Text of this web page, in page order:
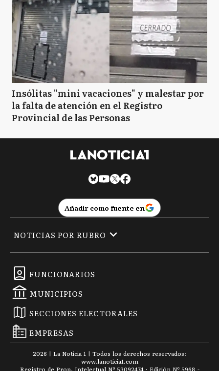
Insólitas "mini vacaciones" y malestar por
la falta de atención en el Registro
Provincial de las Personas
Añadir como fuente en
FUNCIONARIOS
MUNICIPIOS
SECCIONES ELECTORALES
EMPRESAS
NOTICIAS POR RUBRO
2026 | La Noticia 1 | Todos los derechos reservados:
www.lanoticia1.com
Registro de Prop. Intelectual Nº 53092474 · Edición Nº 5968 -